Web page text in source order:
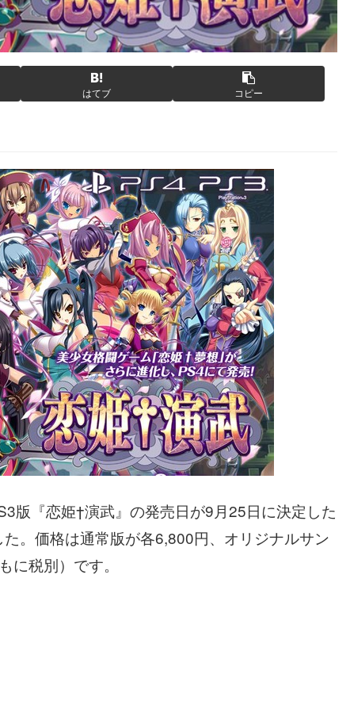
はてブ コピー
版『恋姫†演武』の発売日が9月25日に決定した
。価格は通常版が各6,800円、オリジナルサン
税別）です。